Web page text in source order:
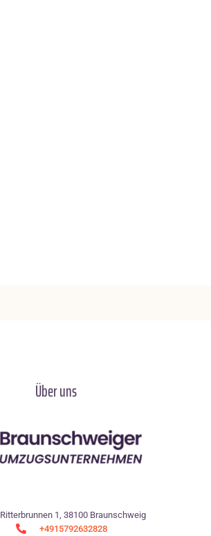
Über uns
Ritterbrunnen 1, 38100 Braunschweig
+4915792632828